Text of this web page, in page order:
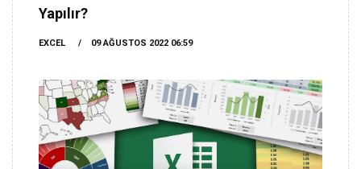
Yapılır?
EXCEL 09 AĞUSTOS 2022 06:59